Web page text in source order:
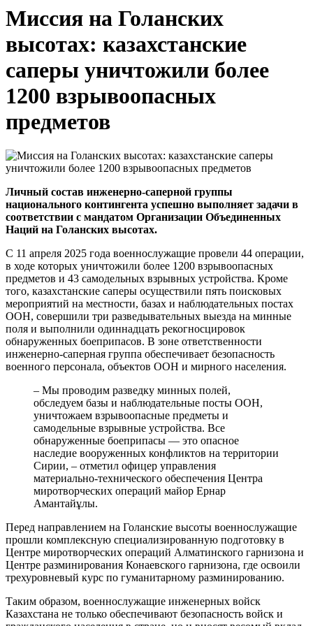
Миссия на Голанских
высотах: казахстанские
саперы уничтожили более
1200 взрывоопасных
предметов
Личный состав инженерно-саперной группы
национального контингента успешно выполняет задачи в
соответствии с мандатом Организации Объединенных
Наций на Голанских высотах.
С 11 апреля 2025 года военнослужащие провели 44 операции,
в ходе которых уничтожили более 1200 взрывоопасных
предметов и 43 самодельных взрывных устройства. Кроме
того, казахстанские саперы осуществили пять поисковых
мероприятий на местности, базах и наблюдательных постах
ООН, совершили три разведывательных выезда на минные
поля и выполнили одиннадцать рекогносцировок
обнаруженных боеприпасов. В зоне ответственности
инженерно-саперная группа обеспечивает безопасность
военного персонала, объектов ООН и мирного населения.
– Мы проводим разведку минных полей,
обследуем базы и наблюдательные посты ООН,
уничтожаем взрывоопасные предметы и
самодельные взрывные устройства. Все
обнаруженные боеприпасы — это опасное
наследие вооруженных конфликтов на территории
Сирии, – отметил офицер управления
материально-технического обеспечения Центра
миротворческих операций майор Ернар
Амантайұлы.
Перед направлением на Голанские высоты военнослужащие
прошли комплексную специализированную подготовку в
Центре миротворческих операций Алматинского гарнизона и
Центре разминирования Конаевского гарнизона, где освоили
трехуровневый курс по гуманитарному разминированию.
Таким образом, военнослужащие инженерных войск
Казахстана не только обеспечивают безопасность войск и